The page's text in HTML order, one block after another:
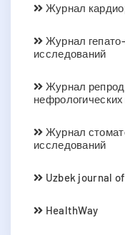
Журнал
Журнал
исследований
Журнал
Журнал
исследований
Uzbek journal
HealthWay